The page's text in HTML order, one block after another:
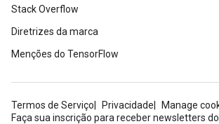
Stack Overflow
Diretrizes da marca
Menções do TensorFlow
Termos de Serviço Privacidade
Manage
Faça sua inscrição para receber newsletters do